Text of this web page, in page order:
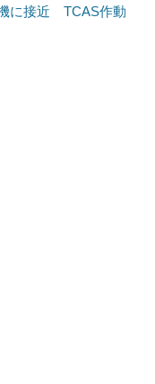
に接近 TCAS作動